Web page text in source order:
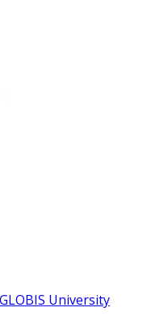
University